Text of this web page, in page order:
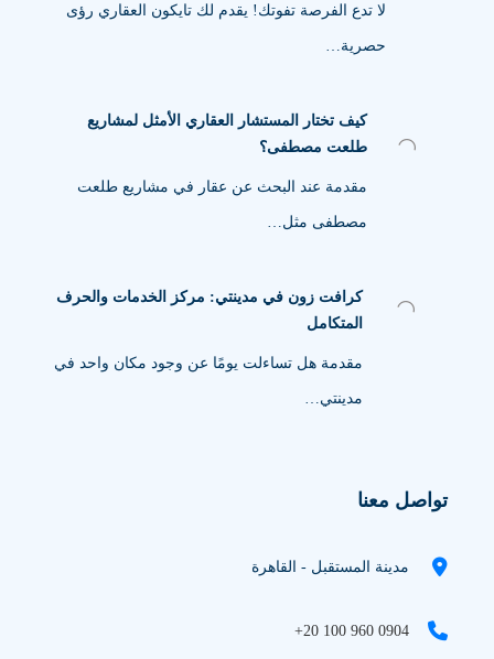
لا تدع الفرصة تفوتك! يقدم لك تايكون العقاري رؤى
حصرية…
كيف تختار المستشار العقاري الأمثل لمشاريع
طلعت مصطفى؟
مقدمة عند البحث عن عقار في مشاريع طلعت
مصطفى مثل…
كرافت زون في مدينتي: مركز الخدمات والحرف
المتكامل
مقدمة هل تساءلت يومًا عن وجود مكان واحد في
مدينتي…
تواصل معنا
مدينة المستقبل - القاهرة
+20 100 960 0904